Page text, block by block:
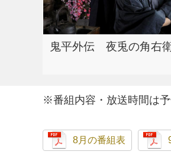
鬼平外伝 夜兎の角右
※番組内容・放送時間は予
8月の番組表